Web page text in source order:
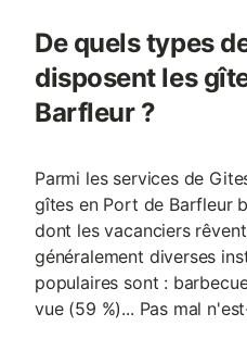
De quels types
disposent les
Barfleur ?
Parmi les services de
gîtes en Port de Barfleur
dont les vacanciers
généralement diverses
populaires sont :
vue (59 %)... Pas mal